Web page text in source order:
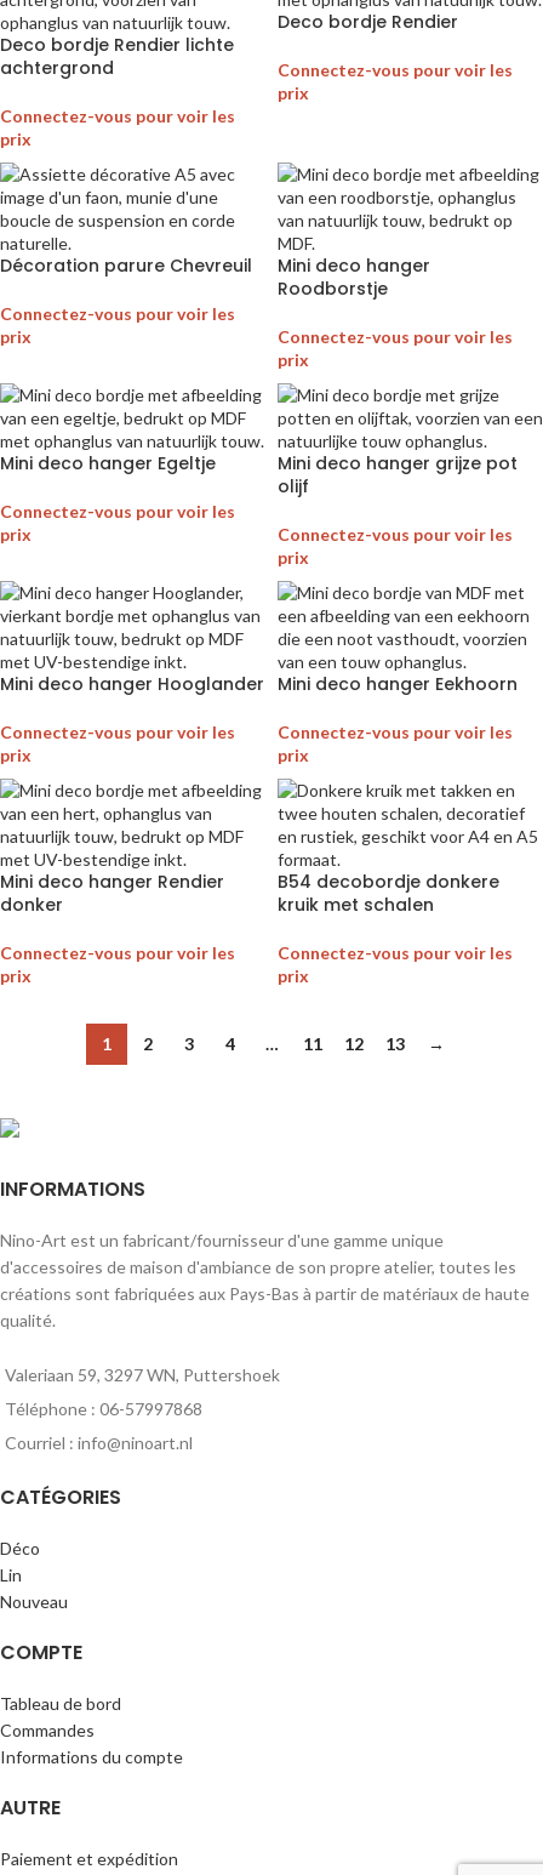
Deco bordje Rendier lichte
achtergrond
Connectez-vous pour voir les
prix
Deco bordje Rendier
Connectez-vous pour voir les
prix
Décoration parure Chevreuil
Connectez-vous pour voir les
prix
Mini deco hanger
Roodborstje
Connectez-vous pour voir les
prix
Mini deco hanger Egeltje
Connectez-vous pour voir les
prix
Mini deco hanger grijze pot
olijf
Connectez-vous pour voir les
prix
Mini deco hanger Hooglander
Connectez-vous pour voir les
prix
Mini deco hanger Eekhoorn
Connectez-vous pour voir les
prix
Mini deco hanger Rendier
donker
Connectez-vous pour voir les
prix
B54 decobordje donkere
kruik met schalen
Connectez-vous pour voir les
prix
1 2 3 4 … 11 12 13 →
INFORMATIONS
Nino-Art est un fabricant/fournisseur d'une gamme unique
d'accessoires de maison d'ambiance de son propre atelier, toutes les
créations sont fabriquées aux Pays-Bas à partir de matériaux de haute
qualité.
Valeriaan 59, 3297 WN, Puttershoek
Téléphone : 06-57997868
Courriel : info@ninoart.nl
CATÉGORIES
Déco
Lin
Nouveau
COMPTE
Tableau de bord
Commandes
Informations du compte
AUTRE
Paiement et expédition